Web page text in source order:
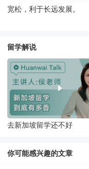
宽松，利于长远发展。
留学解说
去新加坡留学还不好
你可能感兴趣的文章